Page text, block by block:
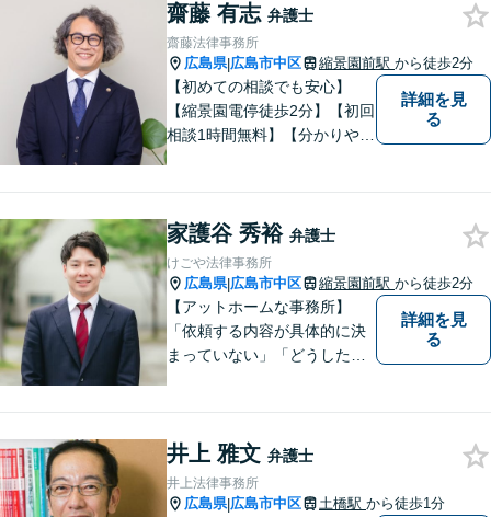
齋藤 有志 弁護士
齋藤法律事務所
広島県|広島市中区 縮景園前駅 から徒歩2分
【初めての相談でも安心】
【縮景園電停徒歩2分】【初回
相談1時間無料】【分かりやす
え、納得の解決を目指しま
す。
詳細を見
る
家護谷 秀裕 弁護士
けごや法律事務所
広島県|広島市中区 縮景園前駅 から徒歩2分
【アットホームな事務所】
「依頼する内容が具体的に決
まっていない」「どうしたら
件、借金問題、消費者被害を
取り扱っております。
詳細を見
る
井上 雅文 弁護士
井上法律事務所
広島県|広島市中区 土橋駅 から徒歩1分